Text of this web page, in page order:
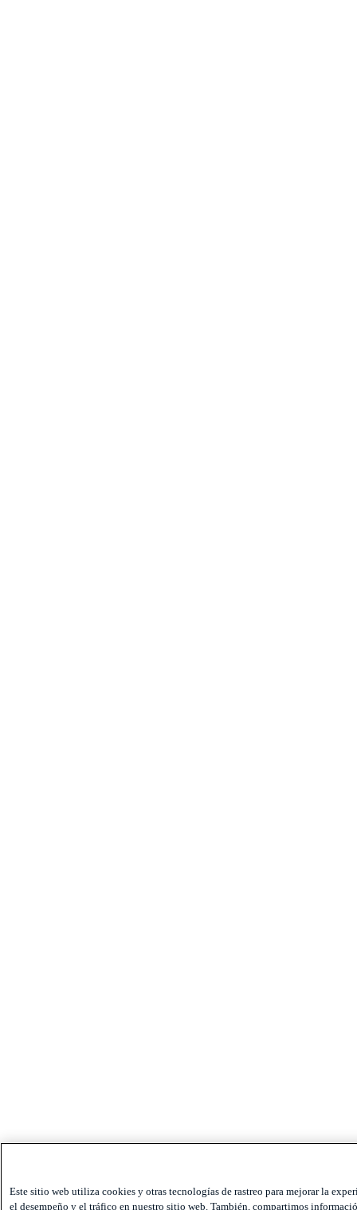
Este sitio web utiliza cookies y otras tecnologías de rastreo para mejorar la
el desempeño y el tráfico en nuestro sitio web. También, compartimos